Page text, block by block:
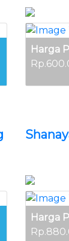
Harga
Harga